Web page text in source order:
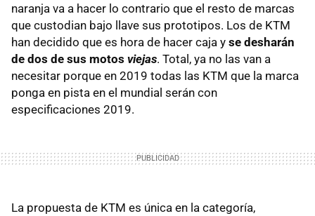
naranja va a hacer lo contrario que el resto de marcas
que custodian bajo llave sus prototipos. Los de KTM
han decidido que es hora de hacer caja y se desharán
de dos de sus motos viejas. Total, ya no las van a
necesitar porque en 2019 todas las KTM que la marca
ponga en pista en el mundial serán con
especificaciones 2019.
La propuesta de KTM es única en la categoría,